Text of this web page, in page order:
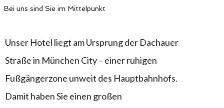
Bei uns sind Sie im Mittelpunkt
Unser Hotel liegt am Ursprung der Dachauer
Straße in München City – einer ruhigen
Fußgängerzone unweit des Hauptbahnhofs.
Damit haben Sie einen großen